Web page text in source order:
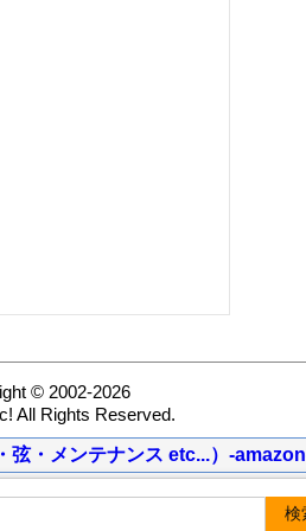
© 2002-2026
All Rights Reserved.
弦・メンテナンス etc...）-
検